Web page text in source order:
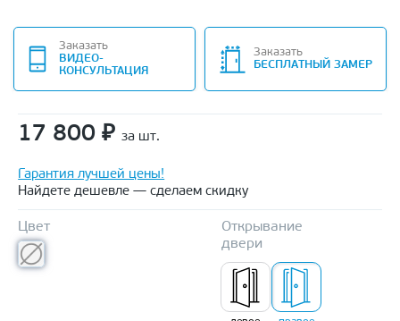
Заказать
ВИДЕО-
КОНСУЛЬТАЦИЯ
Заказать
БЕСПЛАТНЫЙ ЗАМЕР
17 800 ₽ за шт.
Гарантия лучшей цены!
Найдете дешевле — сделаем скидку
Цвет
Открывание
двери